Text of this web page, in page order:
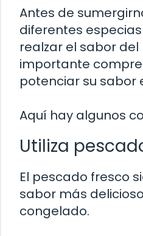
Antes de
diferentes
realzar el sabor
importante
potenciar su sabor
Aquí hay algunos
Utiliza
El pescado fresco
sabor más
congelado.